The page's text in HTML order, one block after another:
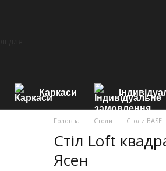
Каркаси
Головна Столи Столи BASE
Стіл Loft
Ясен